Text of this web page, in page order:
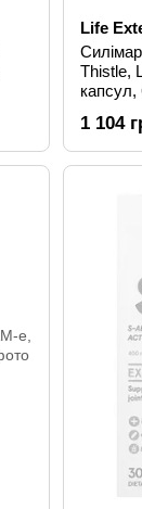
Life
Thistle,
1 104